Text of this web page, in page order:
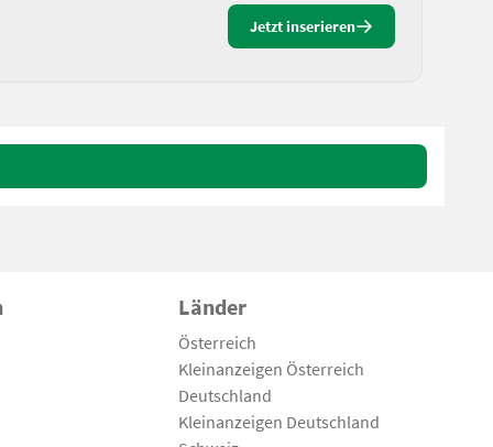
Jetzt inserieren
Länder
Österreich
Kleinanzeigen Österreich
Deutschland
Kleinanzeigen Deutschland